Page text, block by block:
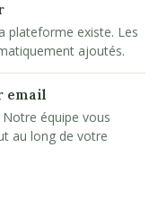
plateforme existe. Les
ajoutés.
email
équipe vous
au long de votre